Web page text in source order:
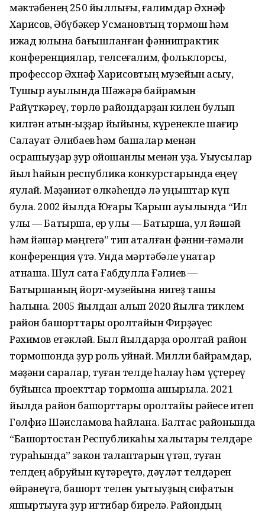
мəктəбенең 250 йыллығы, ғалимдар Əхнəф
Харисов, Əбүбəкер Усмановтың тормош һəм
ижад юлына бағышланған фəннипрактик
конференциялар, телсеғалим, фольклорсы,
профессор Əхнəф Харисовтың музейын асыу,
Тушҡыр ауылында Шəжəрə байрамын
Райүткəреү, төрлө райондарҙан килен булып
килгəн ҡатын-ҡыҙҙар йыйыны, күренекле шағир
Салауат Əлибаев һəм башҡалар менəн
осрашыуҙар ҙур ойошҡанлыҡ менəн уҙа. Уҡыусылар
йыл һайын республика конкурстарында еңеү
яулай. Мəҙəниəт өлкəһендə лə уңыштар күп
була. 2002 йылда Юғары Ҡарыш ауылында “Ил
улы — Батырша, ер улы — Батырша, ул йəшəй
һəм йəшəр мəңгегə” тип аталған фəнни-ғəмəли
конференция үтə. Унда мəртəбəле ҡунаҡтар
ҡатнаша. Шул саҡта Ғабдулла Ғəлиев —
Батыршаның йорт-музейына нигеҙ ташы
һалына. 2005 йылдан алып 2020 йылға тиклем
район башҡорттары ҡоролтайын Фирҙəүес
Рəхимов етəклəй. Был йылдарҙа ҡоролтай район
тормошонда ҙур роль уйнай. Милли байрамдар,
мəҙəни саралар, туған телде һаҡлау һəм үҫтереү
буйынса проекттар тормошҡа ашырыла. 2021
йылда район башҡорттары ҡоролтайы рəйесе итеп
Гөлфиə Шəисламова һайлана. Балтас районында
“Башҡортостан Республикаһы халыҡтары телдəре
тураһында” закон талаптарын үтəп, туған
телдең абруйын күтəреүгə, дəүлəт телдəрен
өйрəнеүгə, башҡорт телен уҡытыуҙың сифатын
яҡшыртыуға ҙур иғтибар бирелə. Райондың